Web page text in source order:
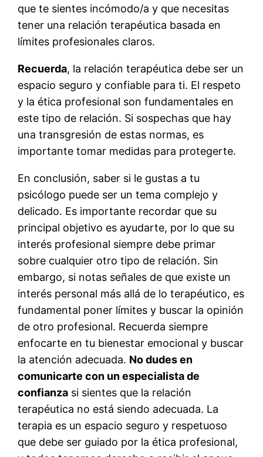
que te sientes incómodo/a y que necesitas
tener una relación terapéutica basada en
límites profesionales claros.
Recuerda, la relación terapéutica debe ser un
espacio seguro y confiable para ti. El respeto
y la ética profesional son fundamentales en
este tipo de relación. Si sospechas que hay
una transgresión de estas normas, es
importante tomar medidas para protegerte.
En conclusión, saber si le gustas a tu
psicólogo puede ser un tema complejo y
delicado. Es importante recordar que su
principal objetivo es ayudarte, por lo que su
interés profesional siempre debe primar
sobre cualquier otro tipo de relación. Sin
embargo, si notas señales de que existe un
interés personal más allá de lo terapéutico, es
fundamental poner límites y buscar la opinión
de otro profesional. Recuerda siempre
enfocarte en tu bienestar emocional y buscar
la atención adecuada. No dudes en
comunicarte con un especialista de
confianza si sientes que la relación
terapéutica no está siendo adecuada. La
terapia es un espacio seguro y respetuoso
que debe ser guiado por la ética profesional,